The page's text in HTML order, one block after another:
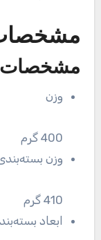
مشخصات
وزن
400 گرم
وزن
410 گرم
ابعاد